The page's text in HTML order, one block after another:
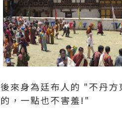
後來身為廷布人的 "不丹
的，一點也不害羞!"